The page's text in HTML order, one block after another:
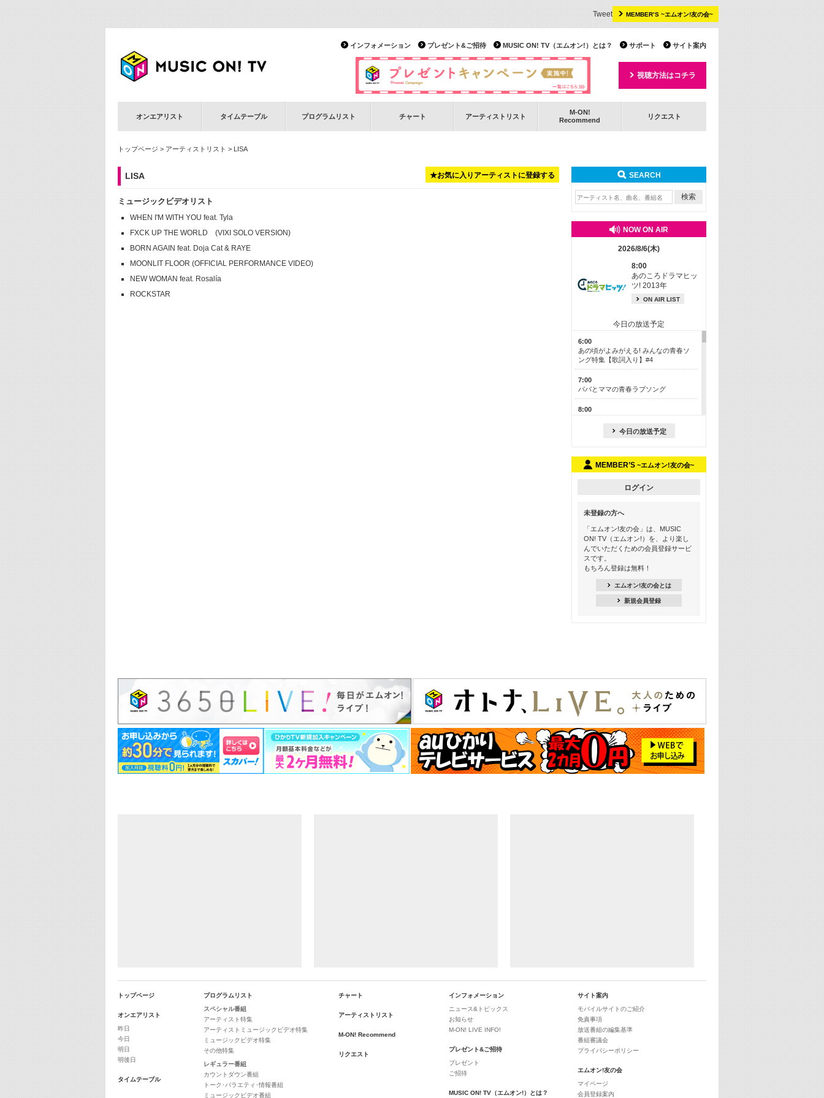
MEMBER’S ~エムオン!友の会~
Tweet
サイト案内
サポート
MUSIC ON! TV（エムオン!）とは？
プレゼント&ご招待
インフォメーション
視聴方法はコチラ
オンエアリスト タイムテーブル プログラムリスト チャート アーティストリスト
M-ON!
Recommend
リクエスト
トップページ > アーティストリスト > LISA
★お気に入りアーティストに登録する
LISA
ミュージックビデオリスト
WHEN I'M WITH YOU feat. Tyla
FXCK UP THE WORLD (VIXI SOLO VERSION)
BORN AGAIN feat. Doja Cat & RAYE
MOONLIT FLOOR (OFFICIAL PERFORMANCE VIDEO)
NEW WOMAN feat. Rosalía
ROCKSTAR
SEARCH
NOW ON AIR
2026/8/6(木)
8:00
あのころドラマヒッ
ツ! 2013年
ON AIR LIST
今日の放送予定
6:00
あの頃がよみがえる! みんなの青春ソ
ング特集【歌詞入り】#4
7:00
パパとママの青春ラブソング
8:00
13:00
15:30
この夏聴きたい! サマーソングメドレ
ー【歌詞入り】 #4
16:30
あのころK-POPヒッツ! 2021年
22:00
大人のための名曲セレクション ～バン
ド編～【歌詞入り】
22:30
今推したい! エムオン!おすすめミュー
ジックビデオ特集＜#28＞
23:00
今日の放送予定
MEMBER’S ~エムオン!友の会~
ログイン
未登録の方へ
「エムオン!友の会」は、MUSIC
ON! TV（エムオン!）を、より楽し
んでいただくための会員登録サービ
スです。
もちろん登録は無料！
エムオン!友の会とは
新規会員登録
トップページ
オンエアリスト
昨日
今日
明日
明後日
タイムテーブル
プログラムリスト
スペシャル番組
アーティスト特集
アーティストミュージックビデオ特集
ミュージックビデオ特集
その他特集
レギュラー番組
カウントダウン番組
トーク･バラエティ･情報番組
ミュージックビデオ番組
チャート
アーティストリスト
M-ON! Recommend
リクエスト
インフォメーション
ニュース&トピックス
お知らせ
M-ON! LIVE INFO!
プレゼント&ご招待
プレゼント
ご招待
MUSIC ON! TV（エムオン!）とは？
サイト案内
モバイルサイトのご紹介
免責事項
放送番組の編集基準
番組審議会
プライバシーポリシー
エムオン!友の会
マイページ
会員登録案内